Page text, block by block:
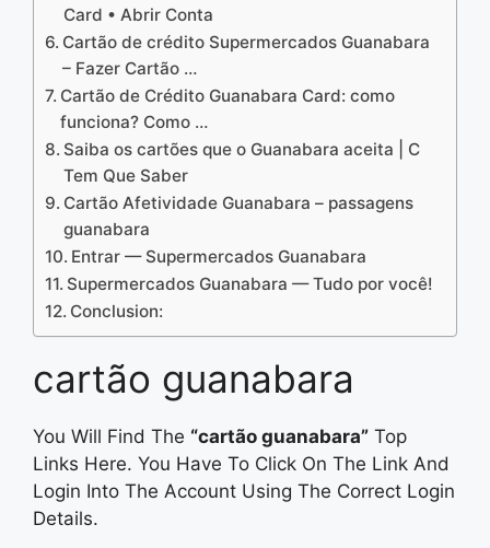
Card • Abrir Conta
Cartão de crédito Supermercados Guanabara
– Fazer Cartão …
Cartão de Crédito Guanabara Card: como
funciona? Como …
Saiba os cartões que o Guanabara aceita | C
Tem Que Saber
Cartão Afetividade Guanabara – passagens
guanabara
Entrar — Supermercados Guanabara
Supermercados Guanabara — Tudo por você!
Conclusion:
cartão guanabara
You Will Find The “cartão guanabara” Top
Links Here. You Have To Click On The Link And
Login Into The Account Using The Correct Login
Details.